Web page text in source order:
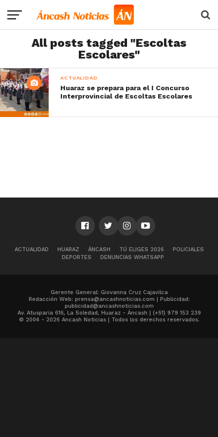
All posts tagged "Escoltas
Escolares"
ACTUALIDAD
Huaraz se prepara para el I Concurso
Interprovincial de Escoltas Escolares
ACTUALIDAD HUARAZ ÁNCASH TÚ ELIGES 2026
POLICIALES
DEPORTES
DENUNCIAS WHATSAPP
Gerente General: Giovanna Cruz Cajavilca
Redacción Web: prensa@ancashnoticias.com | Publicidad:
publicidad@ancashnoticias.com
Av. Atusparia 616, La Soledad, Huaraz - Áncash | (+51) 979 153 239
© 2004 - 2026 Ancash Noticias | Todos los derechos reservados.